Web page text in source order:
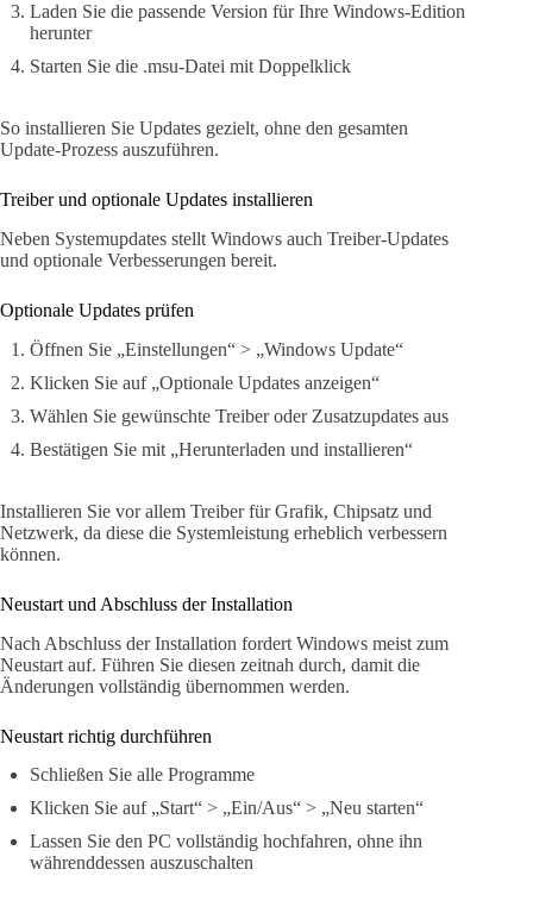
Laden Sie die passende Version für Ihre Windows-Edition
herunter
Starten Sie die .msu-Datei mit Doppelklick
So installieren Sie Updates gezielt, ohne den gesamten
Update-Prozess auszuführen.
Treiber und optionale Updates installieren
Neben Systemupdates stellt Windows auch Treiber-Updates
und optionale Verbesserungen bereit.
Optionale Updates prüfen
Öffnen Sie „Einstellungen“ > „Windows Update“
Klicken Sie auf „Optionale Updates anzeigen“
Wählen Sie gewünschte Treiber oder Zusatzupdates aus
Bestätigen Sie mit „Herunterladen und installieren“
Installieren Sie vor allem Treiber für Grafik, Chipsatz und
Netzwerk, da diese die Systemleistung erheblich verbessern
können.
Neustart und Abschluss der Installation
Nach Abschluss der Installation fordert Windows meist zum
Neustart auf. Führen Sie diesen zeitnah durch, damit die
Änderungen vollständig übernommen werden.
Neustart richtig durchführen
Schließen Sie alle Programme
Klicken Sie auf „Start“ > „Ein/Aus“ > „Neu starten“
Lassen Sie den PC vollständig hochfahren, ohne ihn
währenddessen auszuschalten